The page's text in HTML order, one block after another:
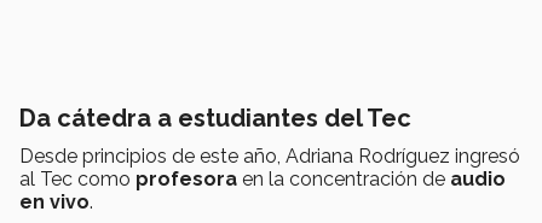
Da cátedra a estudiantes del Tec
Desde principios de este año, Adriana Rodríguez ingresó
al Tec como profesora en la concentración de audio
en vivo.